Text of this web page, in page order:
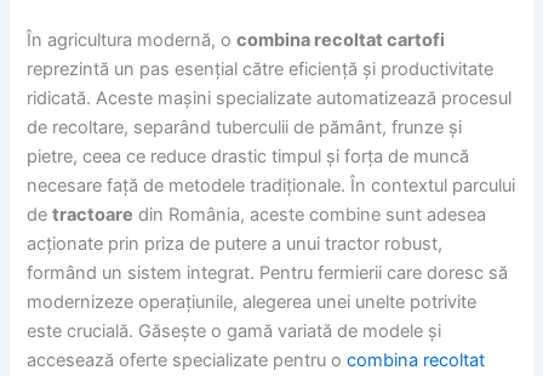
În agricultura modernă, ocombina recoltat cartofi
reprezintă un pas esențial către eficiență și productivitate
ridicată. Aceste mașini specializate automatizează procesul
de recoltare, separând tuberculii de pământ, frunze și
pietre, ceea ce reduce drastic timpul și forța de muncă
necesare față de metodele tradiționale. În contextul parcului
detractoare din România, aceste combine sunt adesea
acționate prin priza de putere a unui tractor robust,
formând un sistem integrat. Pentru fermierii care doresc să
modernizeze operațiunile, alegerea unei unelte potrivite
este crucială. Găsește o gamă variată de modele și
accesează oferte specializate pentru ocombina recoltat